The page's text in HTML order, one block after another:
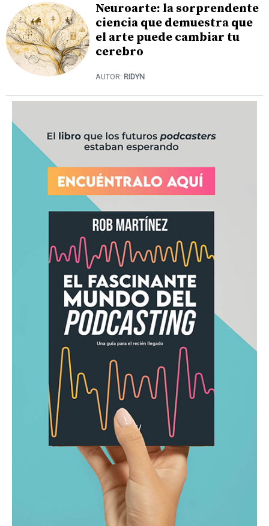
Neuroarte: la sorprendente
ciencia que demuestra que
el arte puede cambiar tu
cerebro
AUTOR:RIDYN